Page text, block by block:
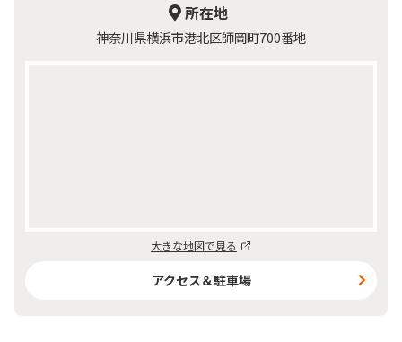
所在地
神奈川県横浜市港北区師岡町700番地
大きな地図で見る
アクセス＆駐車場